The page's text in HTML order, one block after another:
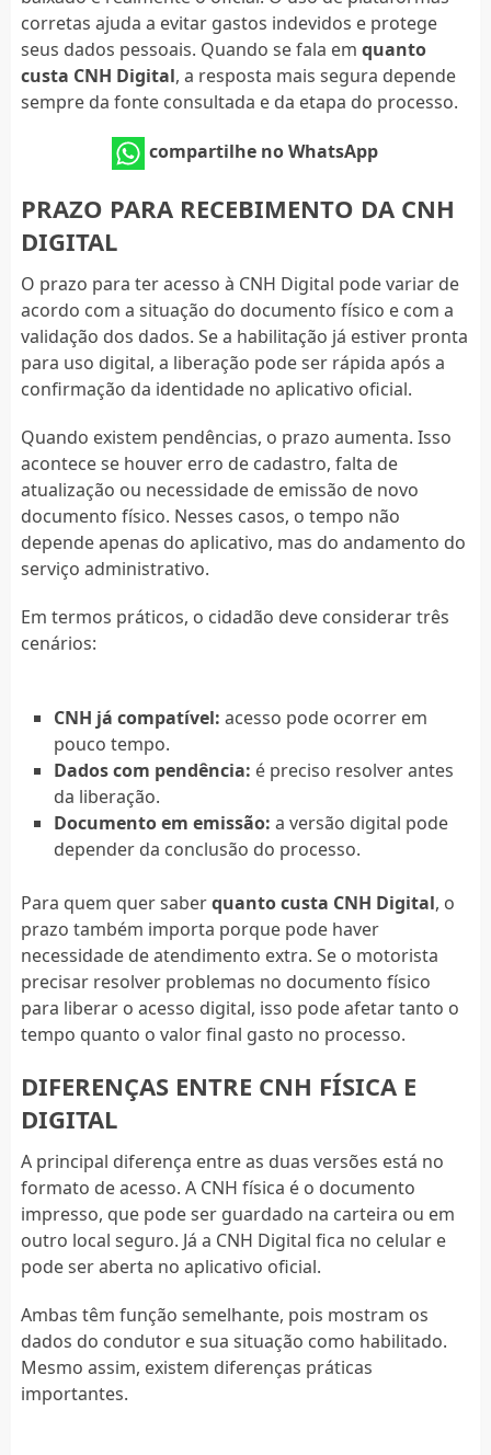
corretas ajuda a evitar gastos indevidos e protege
seus dados pessoais. Quando se fala em quanto
custa CNH Digital, a resposta mais segura depende
sempre da fonte consultada e da etapa do processo.
compartilhe no WhatsApp
PRAZO PARA RECEBIMENTO DA CNH
DIGITAL
O prazo para ter acesso à CNH Digital pode variar de
acordo com a situação do documento físico e com a
validação dos dados. Se a habilitação já estiver pronta
para uso digital, a liberação pode ser rápida após a
confirmação da identidade no aplicativo oficial.
Quando existem pendências, o prazo aumenta. Isso
acontece se houver erro de cadastro, falta de
atualização ou necessidade de emissão de novo
documento físico. Nesses casos, o tempo não
depende apenas do aplicativo, mas do andamento do
serviço administrativo.
Em termos práticos, o cidadão deve considerar três
cenários:
CNH já compatível: acesso pode ocorrer em
pouco tempo.
Dados com pendência: é preciso resolver antes
da liberação.
Documento em emissão: a versão digital pode
depender da conclusão do processo.
Para quem quer saberquanto custa CNH Digital, o
prazo também importa porque pode haver
necessidade de atendimento extra. Se o motorista
precisar resolver problemas no documento físico
para liberar o acesso digital, isso pode afetar tanto o
tempo quanto o valor final gasto no processo.
DIFERENÇAS ENTRE CNH FÍSICA E
DIGITAL
A principal diferença entre as duas versões está no
formato de acesso. A CNH física é o documento
impresso, que pode ser guardado na carteira ou em
outro local seguro. Já a CNH Digital fica no celular e
pode ser aberta no aplicativo oficial.
Ambas têm função semelhante, pois mostram os
dados do condutor e sua situação como habilitado.
Mesmo assim, existem diferenças práticas
importantes.